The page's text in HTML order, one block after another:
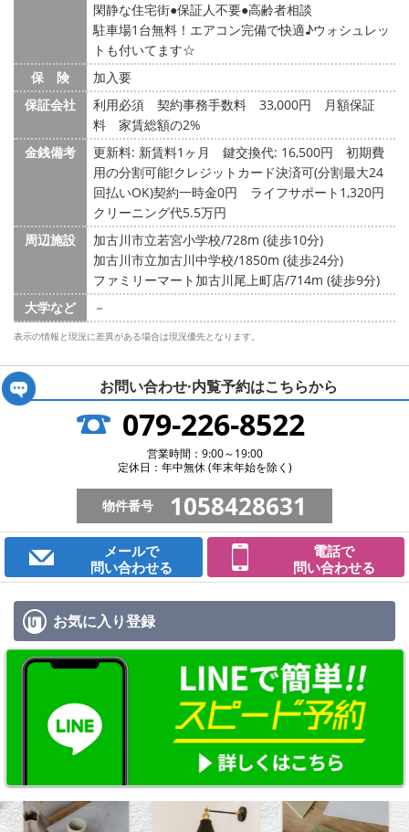
閑静な住宅街 保証人不要 高齢者相談
駐車場1台無料！エアコン完備で快適♪ウォシュレッ
トも付いてます☆
保 険
加入要
保証会社
利用必須 契約事務手数料 33,000円 月額保証
料 家賃総額の2%
金銭備考
更新料: 新賃料1ヶ月 鍵交換代: 16,500円
初期費
用の分割可能!クレジットカード決済可(分割最大24
回払いOK)契約一時金0円 ライフサポート1,320円
クリーニング代5.5万円
周辺施設
加古川市立若宮小学校/728m (徒歩10分)
加古川市立加古川中学校/1850m (徒歩24分)
ファミリーマート加古川尾上町店/714m (徒歩9分)
大学など
－
表示の情報と現況に差異がある場合は現況優先となります。
お問い合わせ·内覧予約はこちらから
079-226-8522
営業時間：9:00～19:00
定休日：年中無休 (年末年始を除く)
物件番号 1058428631
メールで
問い合わせる
電話で
問い合わせる
お気に入り登録